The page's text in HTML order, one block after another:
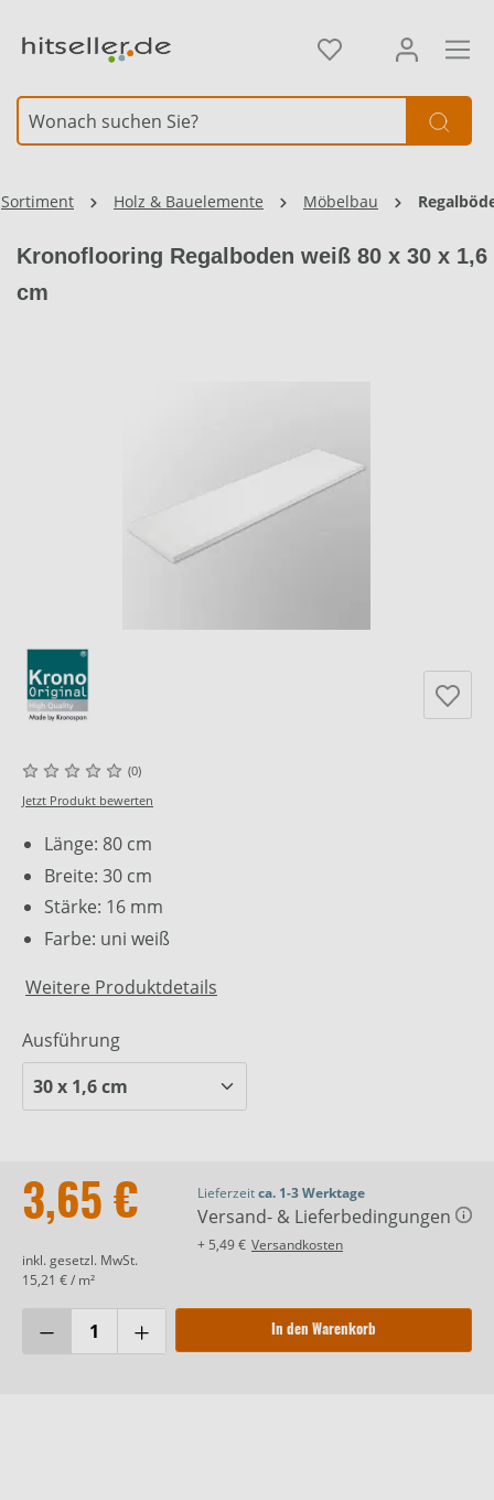
Sortiment Holz & Bauelemente Möbelbau
Kronoflooring Regalboden weiß 80 x 30 x 1,6
cm
(0)
Jetzt Produkt bewerten
Länge: 80 cm
Breite: 30 cm
Stärke: 16 mm
Farbe: uni weiß
Weitere Produktdetails
Ausführung
3,65 €
inkl. gesetzl. MwSt.
15,21 € / m²
Lieferzeitca. 1-3 Werktage
Versand- & Lieferbedingungen
+ 5,49 € Versandkosten
In den Warenkorb